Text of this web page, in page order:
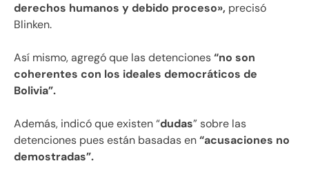
derechos humanos y debido proceso», precisó
Blinken.
Así mismo, agregó que las detenciones“no son
coherentes con los ideales democráticos de
Bolivia”.
Además, indicó que existen “dudas” sobre las
detenciones pues están basadas en“acusaciones no
demostradas”.